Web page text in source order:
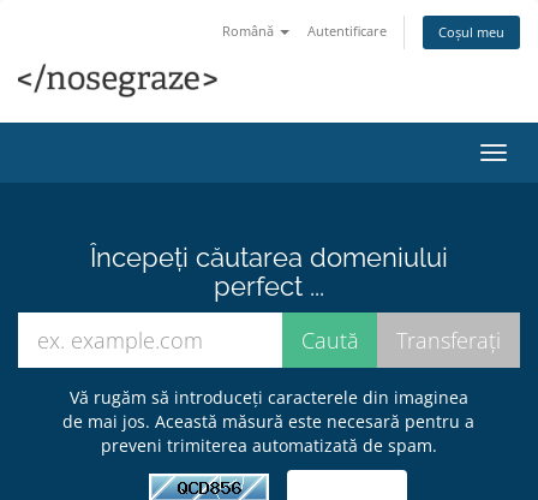
Română Autentificare Coșul meu
Începeți căutarea domeniului
perfect ...
Vă rugăm să introduceți caracterele din imaginea
de mai jos. Această măsură este necesară pentru a
preveni trimiterea automatizată de spam.